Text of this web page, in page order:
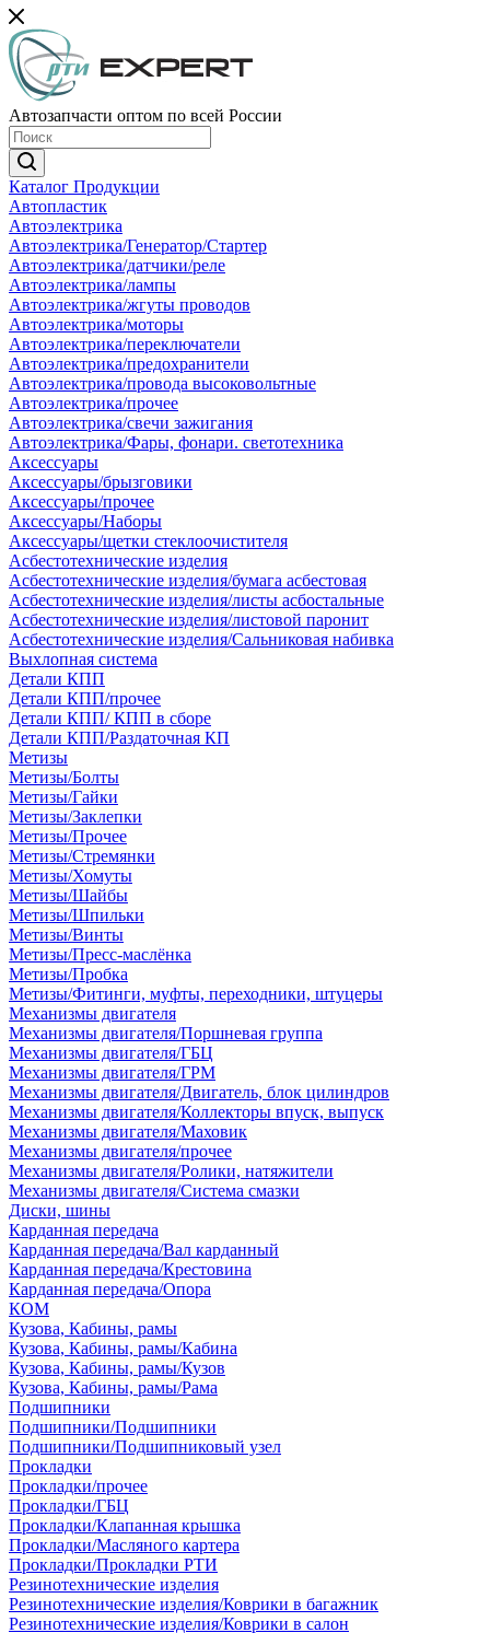
Автозапчасти оптом по всей России
Каталог Продукции
Автопластик
Автоэлектрика
Автоэлектрика/Генератор/Стартер
Автоэлектрика/датчики/реле
Автоэлектрика/лампы
Автоэлектрика/жгуты проводов
Автоэлектрика/моторы
Автоэлектрика/переключатели
Автоэлектрика/предохранители
Автоэлектрика/провода высоковольтные
Автоэлектрика/прочее
Автоэлектрика/свечи зажигания
Автоэлектрика/Фары, фонари. светотехника
Аксессуары
Аксессуары/брызговики
Аксессуары/прочее
Аксессуары/Наборы
Аксессуары/щетки стеклоочистителя
Асбестотехнические изделия
Асбестотехнические изделия/бумага асбестовая
Асбестотехнические изделия/листы асбостальные
Асбестотехнические изделия/листовой паронит
Асбестотехнические изделия/Сальниковая набивка
Выхлопная система
Детали КПП
Детали КПП/прочее
Детали КПП/ КПП в сборе
Детали КПП/Раздаточная КП
Метизы
Метизы/Болты
Метизы/Гайки
Метизы/Заклепки
Метизы/Прочее
Метизы/Стремянки
Метизы/Хомуты
Метизы/Шайбы
Метизы/Шпильки
Метизы/Винты
Метизы/Пресс-маслёнка
Метизы/Пробка
Метизы/Фитинги, муфты, переходники, штуцеры
Механизмы двигателя
Механизмы двигателя/Поршневая группа
Механизмы двигателя/ГБЦ
Механизмы двигателя/ГРМ
Механизмы двигателя/Двигатель, блок цилиндров
Механизмы двигателя/Коллекторы впуск, выпуск
Механизмы двигателя/Маховик
Механизмы двигателя/прочее
Механизмы двигателя/Ролики, натяжители
Механизмы двигателя/Система смазки
Диски, шины
Карданная передача
Карданная передача/Вал карданный
Карданная передача/Крестовина
Карданная передача/Опора
КОМ
Кузова, Кабины, рамы
Кузова, Кабины, рамы/Кабина
Кузова, Кабины, рамы/Кузов
Кузова, Кабины, рамы/Рама
Подшипники
Подшипники/Подшипники
Подшипники/Подшипниковый узел
Прокладки
Прокладки/прочее
Прокладки/ГБЦ
Прокладки/Клапанная крышка
Прокладки/Масляного картера
Прокладки/Прокладки РТИ
Резинотехнические изделия
Резинотехнические изделия/Коврики в багажник
Резинотехнические изделия/Коврики в салон